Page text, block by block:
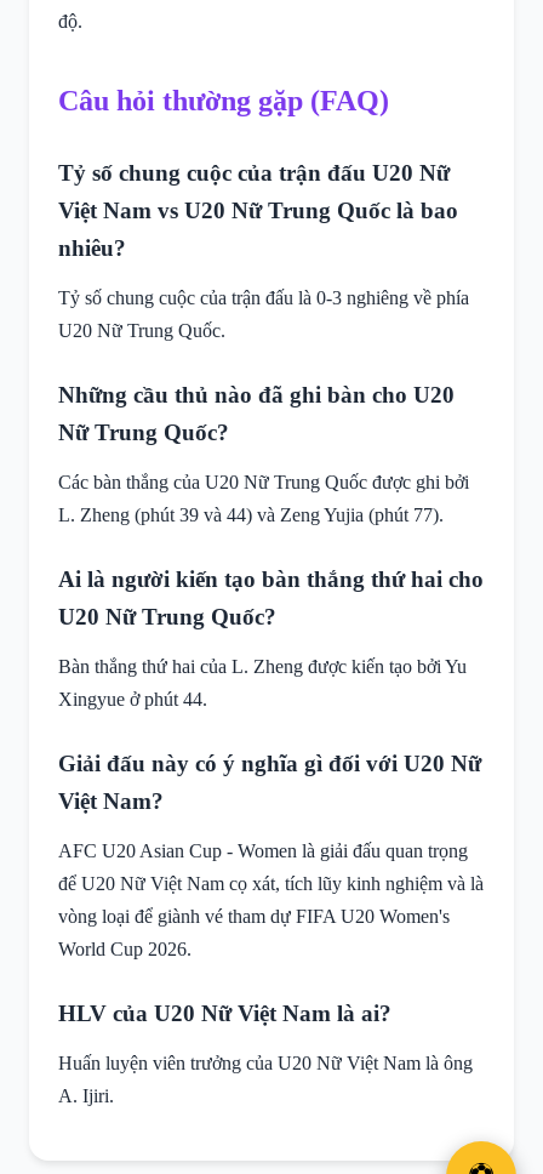
độ.
Câu hỏi thường gặp (FAQ)
Tỷ số chung cuộc của trận đấu U20 Nữ
Việt Nam vs U20 Nữ Trung Quốc là bao
nhiêu?
Tỷ số chung cuộc của trận đấu là 0-3 nghiêng về phía
U20 Nữ Trung Quốc.
Những cầu thủ nào đã ghi bàn cho U20
Nữ Trung Quốc?
Các bàn thắng của U20 Nữ Trung Quốc được ghi bởi
L. Zheng (phút 39 và 44) và Zeng Yujia (phút 77).
Ai là người kiến tạo bàn thắng thứ hai cho
U20 Nữ Trung Quốc?
Bàn thắng thứ hai của L. Zheng được kiến tạo bởi Yu
Xingyue ở phút 44.
Giải đấu này có ý nghĩa gì đối với U20 Nữ
Việt Nam?
AFC U20 Asian Cup - Women là giải đấu quan trọng
để U20 Nữ Việt Nam cọ xát, tích lũy kinh nghiệm và là
vòng loại để giành vé tham dự FIFA U20 Women's
World Cup 2026.
HLV của U20 Nữ Việt Nam là ai?
Huấn luyện viên trưởng của U20 Nữ Việt Nam là ông
A. Ijiri.